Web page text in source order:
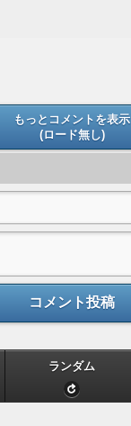
もっとコメントを表示
(ロード無し)
コメント投稿
ランダム